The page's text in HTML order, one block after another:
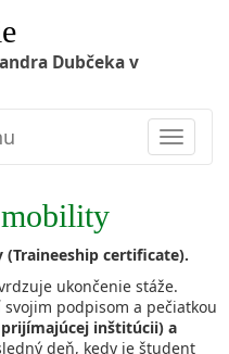
Dubčeka v
Toggle
certificate).
ukončenie stáže.
podpisom a pečiatkou
inštitúcii) a
deň, kedy je študent